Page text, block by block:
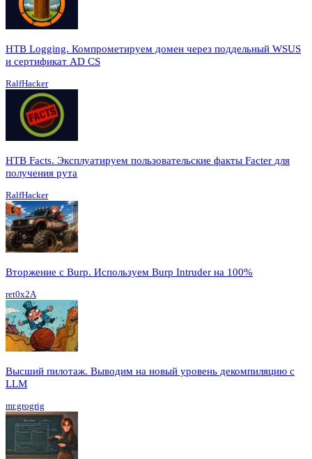
HTB Logging. Компрометируем домен через поддельный WSUS
и сертификат AD CS
RalfHacker
HTB Facts. Эксплуатируем пользовательские факты Facter для
получения рута
RalfHacker
Вторжение с Burp. Используем Burp Intruder на 100%
ret0x2A
Высший пилотаж. Выводим на новый уровень декомпиляцию с
LLM
mr.grogrig